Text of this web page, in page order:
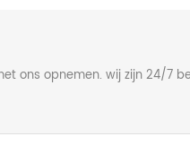
ons opnemen. wij zijn 24/7